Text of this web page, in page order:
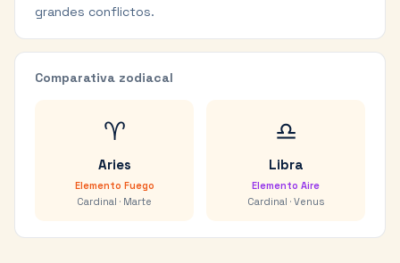
grandes conflictos.
Comparativa zodiacal
♈
Aries
Elemento Fuego
Cardinal · Marte
♎
Libra
Elemento Aire
Cardinal · Venus